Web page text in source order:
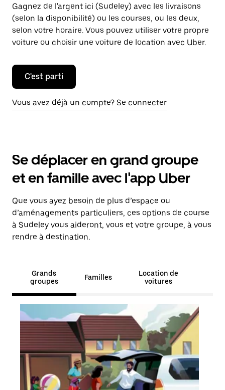
Gagnez de l'argent ici (Sudeley) avec les livraisons
(selon la disponibilité) ou les courses, ou les deux,
selon votre horaire. Vous pouvez utiliser votre propre
voiture ou choisir une voiture de location avec Uber.
C'est parti
Vous avez déjà un compte? Se connecter
Se déplacer en grand groupe
et en famille avec l'app Uber
Que vous ayez besoin de plus d’espace ou
d’aménagements particuliers, ces options de course
à Sudeley vous aideront, vous et votre groupe, à vous
rendre à destination.
Grands
groupes
Familles
Location de
voitures